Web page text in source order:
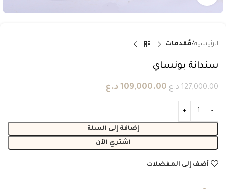
الرئيسية مُقدمات
سندانة بونساي
127,000.00 د.ع 109,000.00 د.ع
إضافة إلى السلة
اشتري الآن
أضف إلى المفضلات